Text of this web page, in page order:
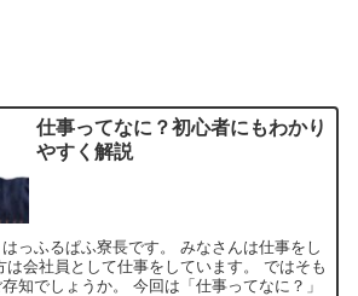
仕事ってなに？初心者にもわかり
やすく解説
っふるぱふ寮長です。 みなさんは仕事をし
は会社員として仕事をしています。 ではそも
知でしょうか。 今回は「仕事ってなに？」